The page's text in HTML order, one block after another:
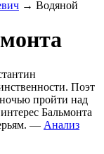
→ Водяной
Поэт
пройти над
Бальмонта
— Анализ